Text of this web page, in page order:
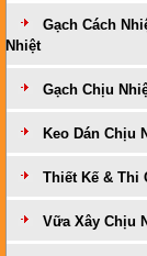
Gạch Cách
Nhiệt
Gạch Chịu
Keo Dán Chịu
Thiết Kế & Thi
Vữa Xây Chịu